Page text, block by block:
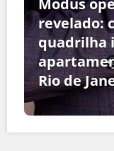
Modus
revelado:
quadrilha
Rio de